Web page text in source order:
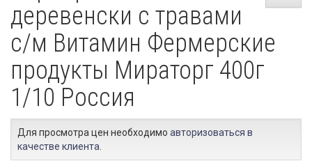
деревенски с травами
с/м Витамин Фермерские
продукты Мираторг 400г
1/10 Россия
Для просмотра цен необходимо авторизоваться в
качестве клиента